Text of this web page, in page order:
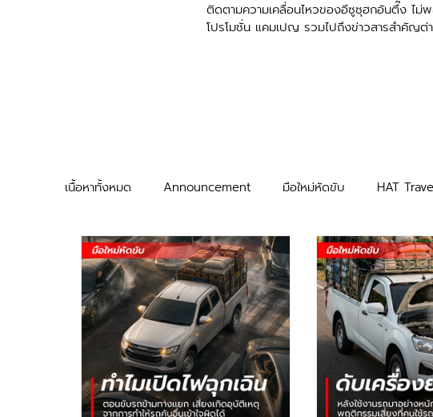
ติดตามความเคลื่อนไหวของอีซูซุฮกอันตึ๊ง ไม่
โปรโมชั่น แคมเปญ รวมไปถึงข่าวสารสำคัญต่
เนื้อหาทั้งหมด Announcement มือใหม่หัดขับ HAT